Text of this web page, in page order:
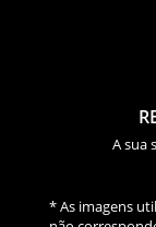
A sua
* As imagens